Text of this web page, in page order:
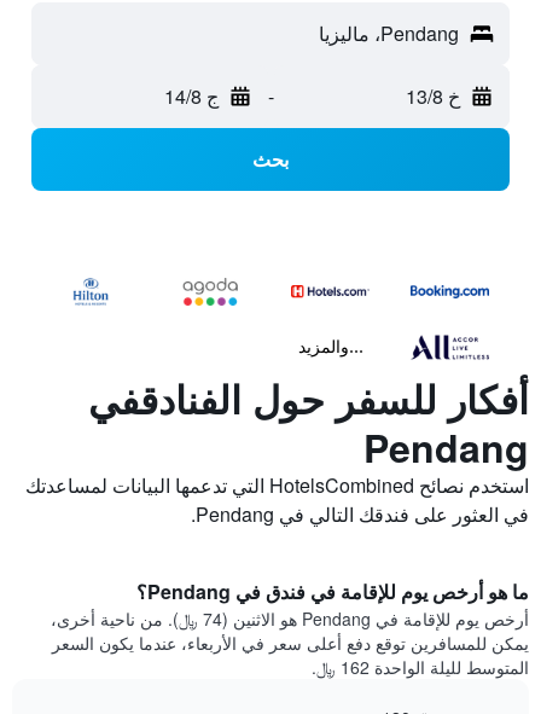
Pendang، ماليزيا
خ 13/8 - ج 14/8
بحث
...والمزيد
أفكار للسفر حول الفنادقفي
Pendang
استخدم نصائح HotelsCombined التي تدعمها البيانات لمساعدتك
في العثور على فندقك التالي في Pendang.
ما هو أرخص يوم للإقامة في فندق في Pendang؟
أرخص يوم للإقامة في Pendang هو الاثنين (74 ﷼). من ناحية أخرى،
يمكن للمسافرين توقع دفع أعلى سعر في الأربعاء، عندما يكون السعر
المتوسط لليلة الواحدة 162 ﷼.